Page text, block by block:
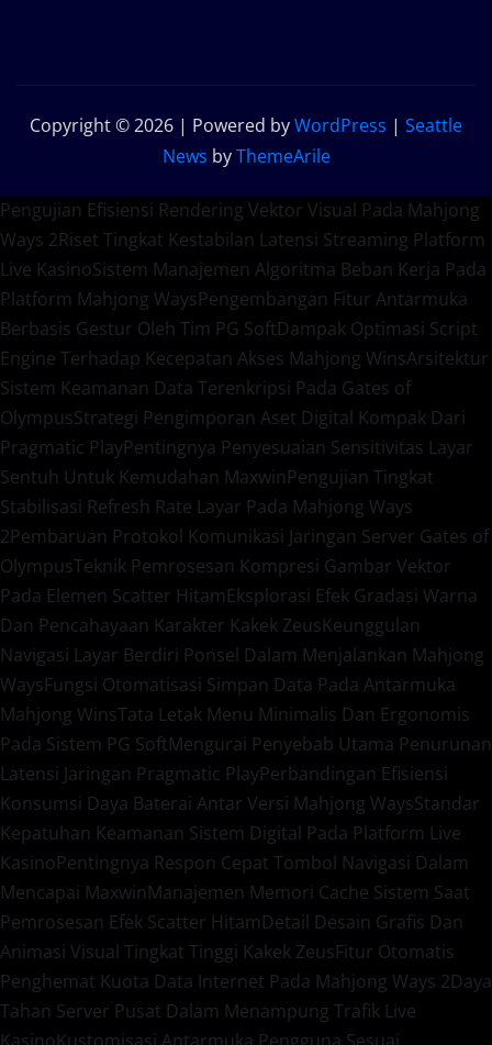
Copyright © 2026 | Powered byWordPress | Seattle
News byThemeArile
Pengujian Efisiensi Rendering Vektor Visual Pada Mahjong
Ways 2Riset Tingkat Kestabilan Latensi Streaming Platform
Live KasinoSistem Manajemen Algoritma Beban Kerja Pada
Platform Mahjong WaysPengembangan Fitur Antarmuka
Berbasis Gestur Oleh Tim PG SoftDampak Optimasi Script
Engine Terhadap Kecepatan Akses Mahjong WinsArsitektur
Sistem Keamanan Data Terenkripsi Pada Gates of
OlympusStrategi Pengimporan Aset Digital Kompak Dari
Pragmatic PlayPentingnya Penyesuaian Sensitivitas Layar
Sentuh Untuk Kemudahan MaxwinPengujian Tingkat
Stabilisasi Refresh Rate Layar Pada Mahjong Ways
2Pembaruan Protokol Komunikasi Jaringan Server Gates of
OlympusTeknik Pemrosesan Kompresi Gambar Vektor
Pada Elemen Scatter HitamEksplorasi Efek Gradasi Warna
Dan Pencahayaan Karakter Kakek ZeusKeunggulan
Navigasi Layar Berdiri Ponsel Dalam Menjalankan Mahjong
WaysFungsi Otomatisasi Simpan Data Pada Antarmuka
Mahjong WinsTata Letak Menu Minimalis Dan Ergonomis
Pada Sistem PG SoftMengurai Penyebab Utama Penurunan
Latensi Jaringan Pragmatic PlayPerbandingan Efisiensi
Konsumsi Daya Baterai Antar Versi Mahjong WaysStandar
Kepatuhan Keamanan Sistem Digital Pada Platform Live
KasinoPentingnya Respon Cepat Tombol Navigasi Dalam
Mencapai MaxwinManajemen Memori Cache Sistem Saat
Pemrosesan Efek Scatter HitamDetail Desain Grafis Dan
Animasi Visual Tingkat Tinggi Kakek ZeusFitur Otomatis
Penghemat Kuota Data Internet Pada Mahjong Ways 2Daya
Tahan Server Pusat Dalam Menampung Trafik Live